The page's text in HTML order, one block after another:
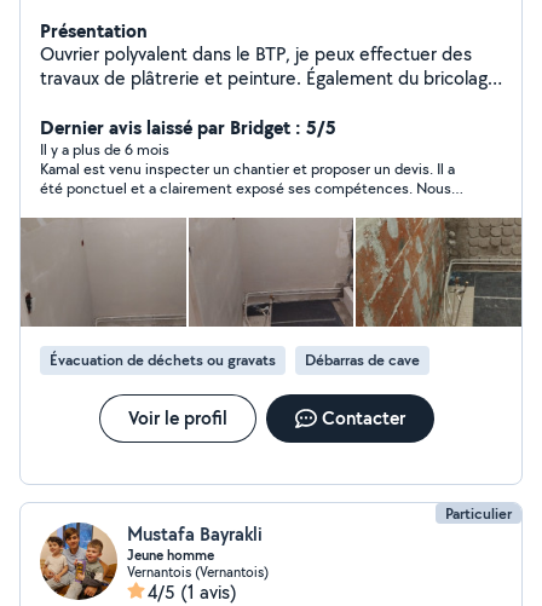
Présentation
Ouvrier polyvalent dans le BTP, je peux effectuer des
travaux de plâtrerie et peinture. Également du bricolage
Dernier avis laissé par Bridget : 5/5
Il y a plus de 6 mois
Kamal est venu inspecter un chantier et proposer un devis. Il a
été ponctuel et a clairement exposé ses compétences. Nous
serions ravis de faire affaire avec lui à l'avenir.
Évacuation de déchets ou gravats Débarras de cave
Voir le profil Contacter
Particulier
Mustafa Bayrakli
Jeune homme
Vernantois (Vernantois)
4/5 (1 avis)